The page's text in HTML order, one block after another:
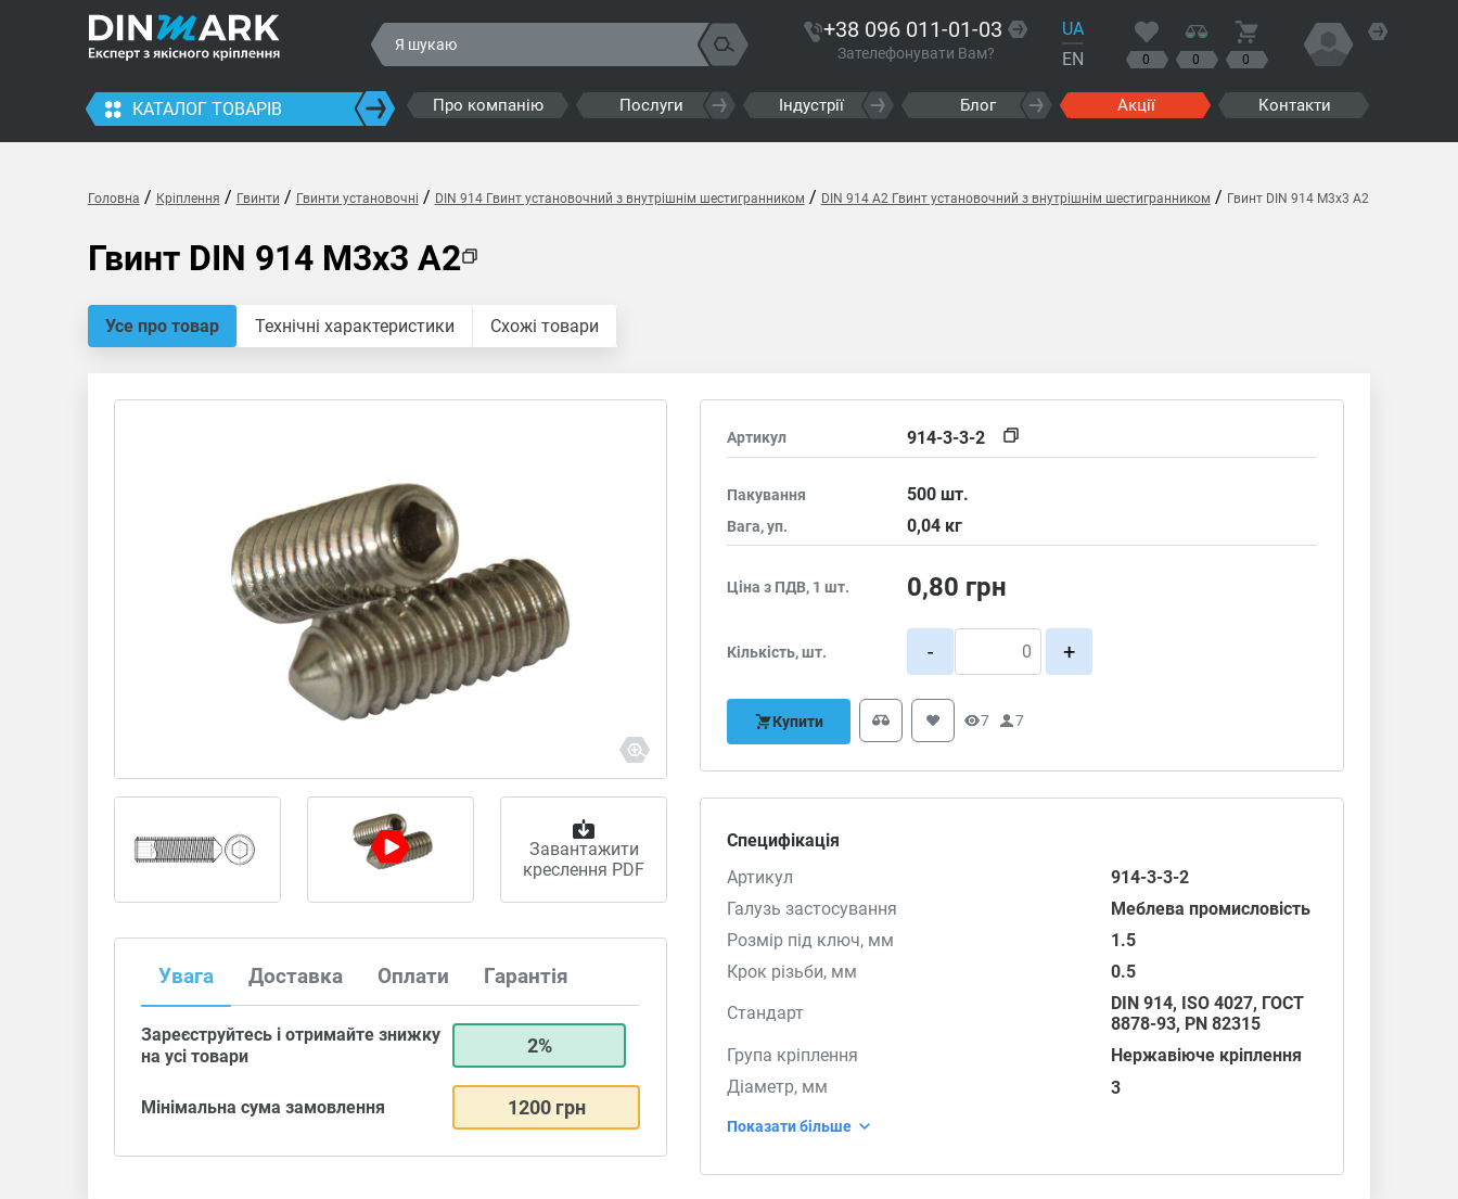
+38 096 011-01-03
Зателефонувати Вам?
UA
EN
0 0 0
КАТАЛОГ ТОВАРІВ Про компанію Послуги Індустрії Блог Акції Контакти
Головна / Кріплення / Гвинти / Гвинти установочні / DIN 914 Гвинт установочний з внутрішнім шестигранником / DIN 914 A2 Гвинт установочний з внутрішнім шестигранником / Гвинт DIN 914 M3x3 A2
Гвинт DIN 914 M3x3 A2
Усе про товар Технічні характеристики Схожі товари
Завантажити
креслення PDF
Увага Доставка Оплати Гарантія
Зареєструйтесь і отримайте знижку
на усі товари
2%
Мінімальна сума замовлення 1200 грн
Артикул 914-3-3-2
Пакування 500шт.
Вага, уп. 0,04 кг
Ціна з ПДВ, 1 шт. 0,80 грн
Кількість, шт. - +
Купити 7 7
Специфікація
Артикул
914-3-3-2
Галузь застосування
Меблева промисловість
Розмір під ключ, мм
1.5
Крок різьби, мм
0.5
Стандарт
DIN 914, ISO 4027, ГОСТ
8878-93, PN 82315
Група кріплення
Нержавіюче кріплення
Діаметр, мм
3
Показати більше